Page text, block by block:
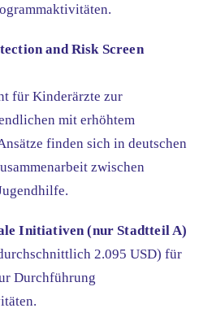
and Risk Screen
für Kinderärzte zur
mit erhöhtem
finden sich in deutschen
zwischen
Initiativen (nur Stadtteil A)
2.095 USD) für
Durchführung